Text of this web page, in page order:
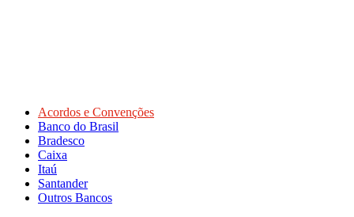
Acordos e Convenções
Banco do Brasil
Bradesco
Caixa
Itaú
Santander
Outros Bancos